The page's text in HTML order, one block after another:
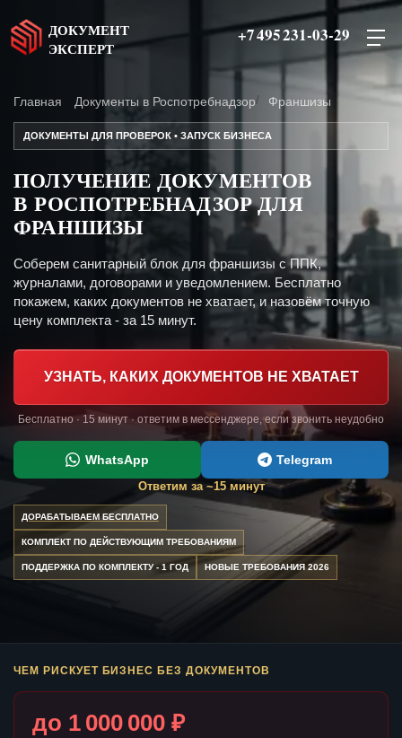
ДОКУМЕНТ
ЭКСПЕРТ
+7 495 231-03-29
Главная Документы в Роспотребнадзор Франшизы
ДОКУМЕНТЫ ДЛЯ ПРОВЕРОК • ЗАПУСК БИЗНЕСА
ПОЛУЧЕНИЕ ДОКУМЕНТОВ
В РОСПОТРЕБНАДЗОР ДЛЯ
ФРАНШИЗЫ
Соберем санитарный блок для франшизы с ППК,
журналами, договорами и уведомлением. Бесплатно
покажем, каких документов не хватает, и назовём точную
цену комплекта - за 15 минут.
УЗНАТЬ, КАКИХ ДОКУМЕНТОВ НЕ ХВАТАЕТ
Бесплатно · 15 минут · ответим в мессенджере, если звонить неудобно
WhatsApp Telegram
Ответим за ~15 минут
ДОРАБАТЫВАЕМ БЕСПЛАТНО
КОМПЛЕКТ ПО ДЕЙСТВУЮЩИМ ТРЕБОВАНИЯМ
ПОДДЕРЖКА ПО КОМПЛЕКТУ - 1 ГОД НОВЫЕ ТРЕБОВАНИЯ 2026
ЧЕМ РИСКУЕТ БИЗНЕС БЕЗ ДОКУМЕНТОВ
до 1 000 000 ₽